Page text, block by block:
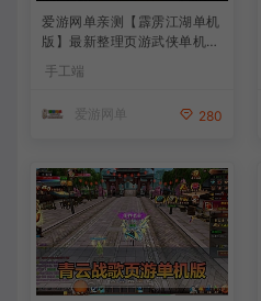
爱游网单亲测【霹雳江湖单机
版】最新整理页游武侠单机一
户端 GM后台 通用视频教学
手工端
爱游网单 280